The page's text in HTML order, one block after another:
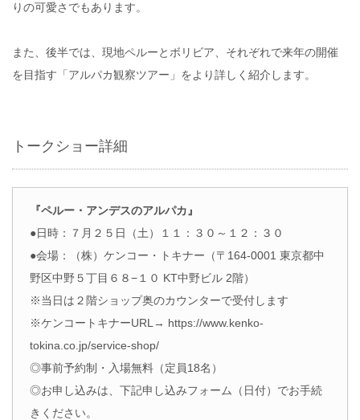
りの可愛さでもあります。
また、後半では、現地ペルーとボリビア、それぞれで来年の開催
を目指す「アルパカ観察ツアー」をより詳しく紹介します。
トークショー詳細
『ペルー・アンデスのアルパカ』
●日時：７月２５日（土）１１：３０～１２：３０
●会場：（株）ケンコー・トキナー（〒164-0001 東京都中
野区中野５丁目６８−１０ KT中野ビル 2階）
※当日は２階ショップ奥のカウンターで受付します
※ケンコートキナーURL→ https://www.kenko-
tokina.co.jp/service-shop/
◎事前予約制・入場無料（定員18名）
◎お申し込みは、下記申し込みフォーム（日付）でお手続
きください。